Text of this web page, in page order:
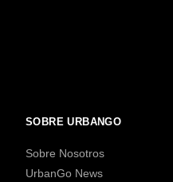
SOBRE URBANGO
Sobre Nosotros
UrbanGo News